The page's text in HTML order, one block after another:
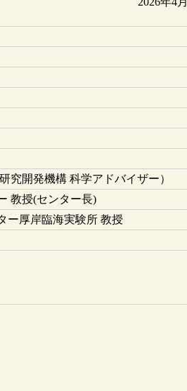
究開発機構 科学アドバイザー）
教授(センター長)
ー厚岸臨海実験所 教授